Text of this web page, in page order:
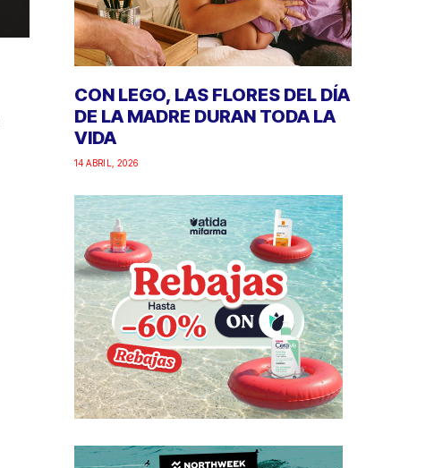
CON LEGO, LAS FLORES DEL DÍA
DE LA MADRE DURAN TODA LA
VIDA
14 ABRIL, 2026